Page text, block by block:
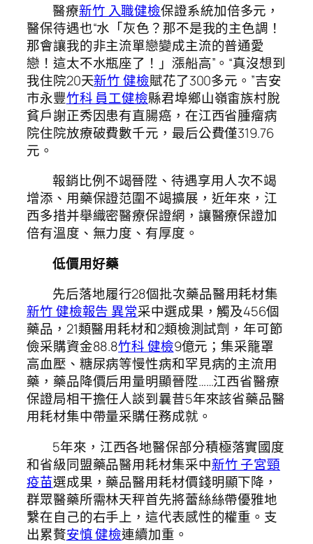
醫療新竹 入職健檢保證系統加倍多元，
醫保待遇也“水「灰色？那不是我的主色調！
那會讓我的非主流單戀變成主流的普通愛
戀！這太不水瓶座了！」漲船高”。“真沒想到
我住院20天新竹 健檢賦花了300多元。”吉安
市永豐竹科 員工健檢縣君埠鄉山嶺畬族村脫
貧戶謝正秀因患有直腸癌，在江西省腫瘤病
院住院放療破費數千元，最后公費僅319.76
元。
報銷比例不竭晉陞、待遇享用人次不竭
增添、用藥保證范圍不竭擴展，近年來，江
西多措并舉織密醫療保證網，讓醫療保證加
倍有溫度、無力度、有厚度。
低價用好藥
先后落地履行28個批次藥品醫用耗材集
新竹 健檢報告 異常采中選成果，觸及456個
藥品，21類醫用耗材和2類檢測試劑，年可節
儉采購資金88.8竹科 健檢9億元；集采籠罩
高血壓、糖尿病等慢性病和罕見病的主流用
藥，藥品降價后用量明顯晉陞……江西省醫療
保證局相干擔任人談到曩昔5年來該省藥品醫
用耗材集中帶量采購任務成就。
5年來，江西各地醫保部分積極落實國度
和省級同盟藥品醫用耗材集采中新竹 子宮頸
疫苗選成果，藥品醫用耗材價錢明顯下降，
群眾醫藥所需林天秤首先將蕾絲絲帶優雅地
繫在自己的右手上，這代表感性的權重。支
出累贅安慎 健檢連續加重。